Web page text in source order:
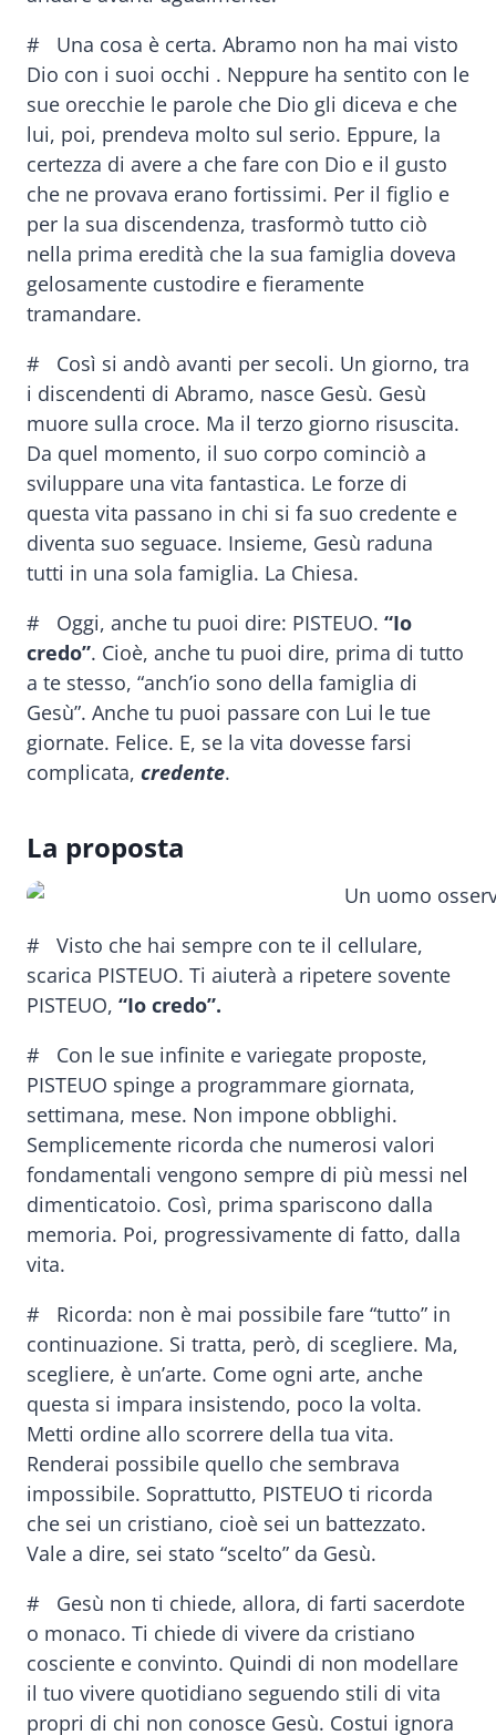
# Una cosa è certa. Abramo non ha mai visto
Dio con i suoi occhi . Neppure ha sentito con le
sue orecchie le parole che Dio gli diceva e che
lui, poi, prendeva molto sul serio. Eppure, la
certezza di avere a che fare con Dio e il gusto
che ne provava erano fortissimi. Per il figlio e
per la sua discendenza, trasformò tutto ciò
nella prima eredità che la sua famiglia doveva
gelosamente custodire e fieramente
tramandare.
# Così si andò avanti per secoli. Un giorno, tra
i discendenti di Abramo, nasce Gesù. Gesù
muore sulla croce. Ma il terzo giorno risuscita.
Da quel momento, il suo corpo cominciò a
sviluppare una vita fantastica. Le forze di
questa vita passano in chi si fa suo credente e
diventa suo seguace. Insieme, Gesù raduna
tutti in una sola famiglia. La Chiesa.
# Oggi, anche tu puoi dire: PISTEUO. “Io
credo”. Cioè, anche tu puoi dire, prima di tutto
a te stesso, “anch’io sono della famiglia di
Gesù”. Anche tu puoi passare con Lui le tue
giornate. Felice. E, se la vita dovesse farsi
complicata, credente.
La proposta
# Visto che hai sempre con te il cellulare,
scarica PISTEUO. Ti aiuterà a ripetere sovente
PISTEUO, “Io credo”.
# Con le sue infinite e variegate proposte,
PISTEUO spinge a programmare giornata,
settimana, mese. Non impone obblighi.
Semplicemente ricorda che numerosi valori
fondamentali vengono sempre di più messi nel
dimenticatoio. Così, prima spariscono dalla
memoria. Poi, progressivamente di fatto, dalla
vita.
# Ricorda: non è mai possibile fare “tutto” in
continuazione. Si tratta, però, di scegliere. Ma,
scegliere, è un’arte. Come ogni arte, anche
questa si impara insistendo, poco la volta.
Metti ordine allo scorrere della tua vita.
Renderai possibile quello che sembrava
impossibile. Soprattutto, PISTEUO ti ricorda
che sei un cristiano, cioè sei un battezzato.
Vale a dire, sei stato “scelto” da Gesù.
# Gesù non ti chiede, allora, di farti sacerdote
o monaco. Ti chiede di vivere da cristiano
cosciente e convinto. Quindi di non modellare
il tuo vivere quotidiano seguendo stili di vita
propri di chi non conosce Gesù. Costui ignora